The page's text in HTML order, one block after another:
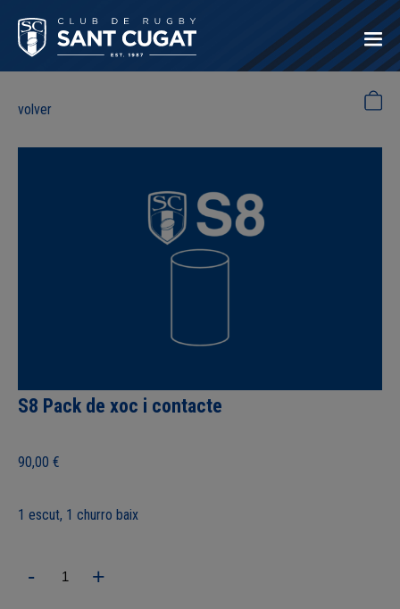
volver
S8 Pack de xoc i contacte
90,00 €
1 escut, 1 churro baix
- +